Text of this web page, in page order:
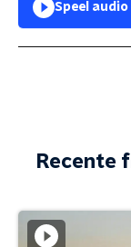
Speel
Recente